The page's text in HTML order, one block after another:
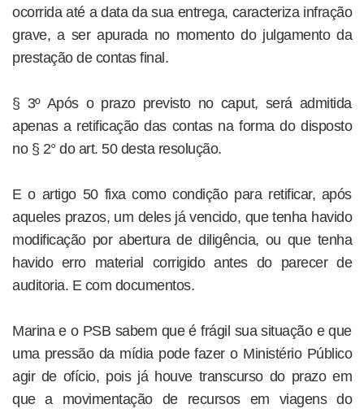
ocorrida até a data da sua entrega, caracteriza infração
grave, a ser apurada no momento do julgamento da
prestação de contas final.
§ 3º Após o prazo previsto no caput, será admitida
apenas a retificação das contas na forma do disposto
no § 2° do art. 50 desta resolução.
E o artigo 50 fixa como condição para retificar, após
aqueles prazos, um deles já vencido, que tenha havido
modificação por abertura de diligência, ou que tenha
havido erro material corrigido antes do parecer de
auditoria. E com documentos.
Marina e o PSB sabem que é frágil sua situação e que
uma pressão da mídia pode fazer o Ministério Público
agir de ofício, pois já houve transcurso do prazo em
que a movimentação de recursos em viagens do